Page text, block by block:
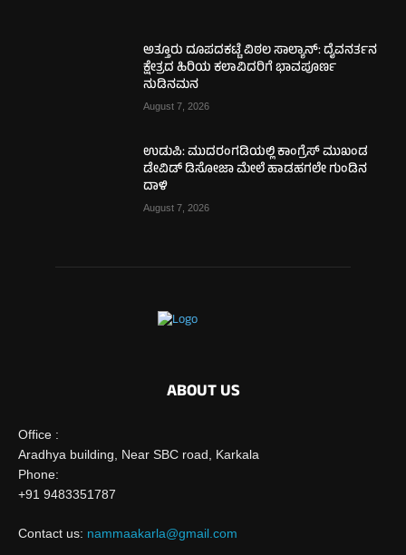
ಅತ್ತೂರು ದೂಪದಕಟ್ಟೆ ವಿಠಲ ಸಾಲ್ಯಾನ್: ದೈವನರ್ತನ
ಕ್ಷೇತ್ರದ ಹಿರಿಯ ಕಲಾವಿದರಿಗೆ ಭಾವಪೂರ್ಣ
ನುಡಿನಮನ
August 7, 2026
ಉಡುಪಿ: ಮುದರಂಗಡಿಯಲ್ಲಿ ಕಾಂಗ್ರೆಸ್ ಮುಖಂಡ
ಡೇವಿಡ್ ಡಿಸೋಜಾ ಮೇಲೆ ಹಾಡಹಗಲೇ ಗುಂಡಿನ
ದಾಳಿ
August 7, 2026
ABOUT US
Office :
Aradhya building, Near SBC road, Karkala
Phone:
+91 9483351787
Contact us: nammaakarla@gmail.com